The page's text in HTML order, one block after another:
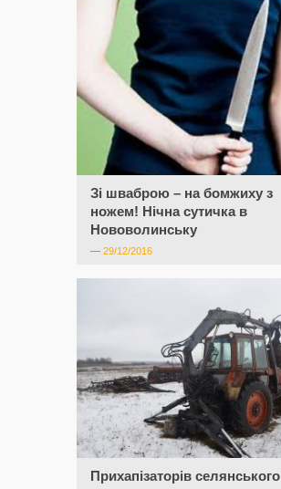
Зі шваброю – на бомжиху з
ножем! Нічна сутичка в
Нововолинську
— 29/12/2016
Прихапізаторів селянського